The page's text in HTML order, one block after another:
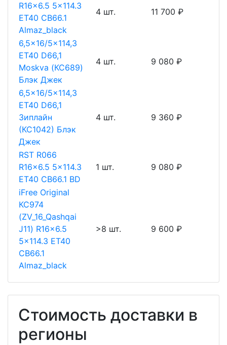
R16x6.5 5x114.3
ET40 CB66.1
Almaz_black
4 шт. 11 700 ₽
6,5x16/5x114,3
ET40 D66,1
Moskva (КС689)
Блэк Джек
4 шт. 9 080 ₽
6,5x16/5x114,3
ET40 D66,1
Зиплайн
(КС1042) Блэк
Джек
4 шт. 9 360 ₽
RST R066
R16x6.5 5x114.3
ET40 CB66.1 BD
1 шт. 9 080 ₽
iFree Original
КС974
(ZV_16_Qashqai
J11) R16x6.5
5x114.3 ET40
CB66.1
Almaz_black
>8 шт. 9 600 ₽
Стоимость доставки в
регионы